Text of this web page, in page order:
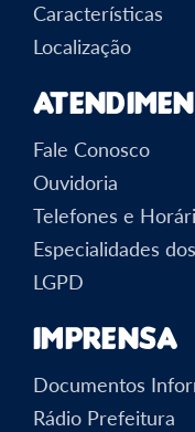
Características
Localização
Fale Conosco
Ouvidoria
Telefones e
Especialidades
LGPD
Imprensa
Documentos
Rádio Prefeitura